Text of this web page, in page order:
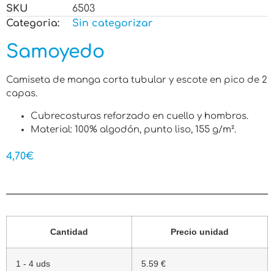
SKU
6503
Categoria:
Sin categorizar
Samoyedo
Camiseta de manga corta tubular y escote en pico de 2
capas.
Cubrecosturas reforzado en cuello y hombros.
Material: 100% algodón, punto liso, 155 g/m².
4,70€
Cantidad Precio unidad
1 - 4 uds 5.59 €